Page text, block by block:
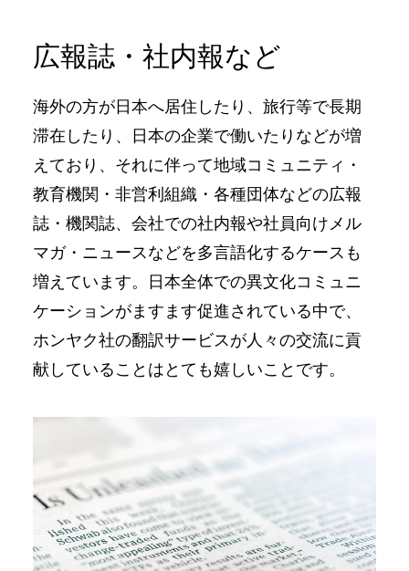
広報誌・社内報など
海外の⽅が⽇本へ居住したり、旅⾏等で⻑期
滞在したり、⽇本の企業で働いたりなどが増
えており、それに伴って地域コミュニティ・
教育機関・⾮営利組織・各種団体などの広報
誌・機関誌、会社での社内報や社員向けメル
マガ・ニュースなどを多⾔語化するケースも
増えています。⽇本全体での異⽂化コミュニ
ケーションがますます促進されている中で、
ホンヤク社の翻訳サービスが⼈々の交流に貢
献していることはとても嬉しいことです。